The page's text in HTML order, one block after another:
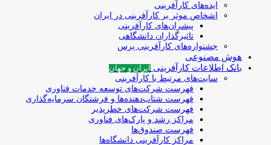
ایده‌های کارآفرینی
اشخاص موثر بر کارآفرینی در ایران
پیشران‌های کارآفرینی
تاثیرگذاران دانشگاهی
جشنواره‌های کارآفرینی‌ پرس
هوش مصنوعی
بانک اطلاعات کارآفرینی
ایران و جهان
سایت‌های مرتبط با کارآفرینی
فهرست شرکت‌های‌‌ توسعه‌ خدمات فناوری
فهرست شتاب‌دهنده‌ها‌ و فرشتگان‌ سرمایه‌گذاری
فهرست شرکت‌های خطرپذیر
مراکز رشد و پارک‌های فناوری
فهرست صندوق‌ها
مراکز کارآفرینی دانشگاه‌ها